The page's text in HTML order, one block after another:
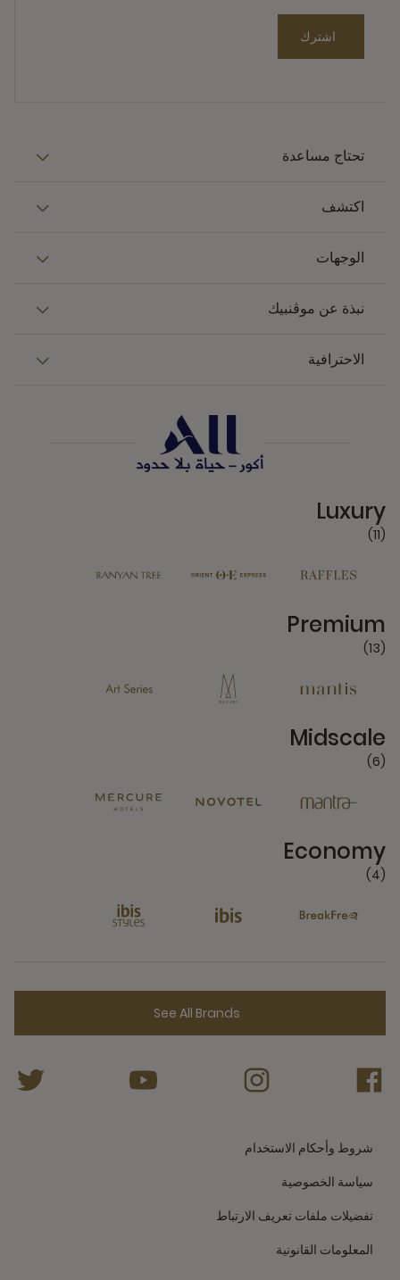
اشترك
تحتاج مساعدة
اكتشف
الوجهات
نبذة عن موڤنبيك
الاحترافية
Luxury
(11)
Premium
(13)
Midscale
(6)
Economy
(4)
See All Brands
شروط وأحكام الاستخدام
سياسة الخصوصية
تفضيلات ملفات تعريف الارتباط
المعلومات القانونية